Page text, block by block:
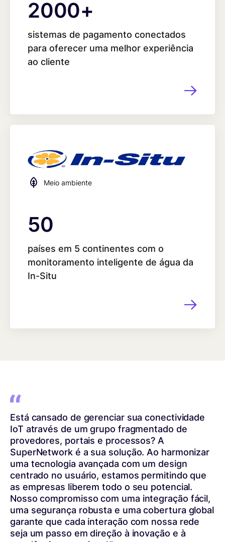
20002000
+
sistemas de pagamento conectados
para oferecer uma melhor experiência
ao cliente
Meio ambiente
50
países em 5 continentes com o
monitoramento inteligente de água da
In-Situ
Está cansado de gerenciar sua conectividade
IoT através de um grupo fragmentado de
provedores, portais e processos? A
SuperNetwork é a sua solução. Ao harmonizar
uma tecnologia avançada com um design
centrado no usuário, estamos permitindo que
as empresas liberem todo o seu potencial.
Nosso compromisso com uma integração fácil,
uma segurança robusta e uma cobertura global
garante que cada interação com nossa rede
seja um passo em direção à inovação e à